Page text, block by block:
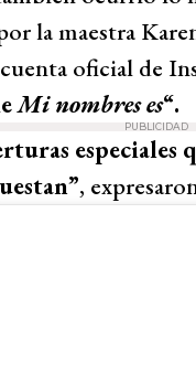
la maestra
oficial de
Mi nombres es“.
PUBLICIDAD
,